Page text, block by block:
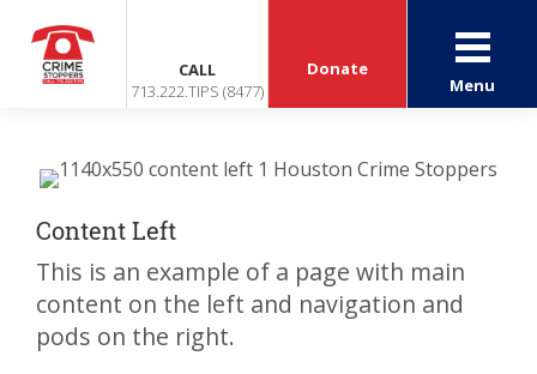
CALL
713.222.TIPS (8477)
Donate
Menu
Content Left
This is an example of a page with main
content on the left and navigation and
pods on the right.